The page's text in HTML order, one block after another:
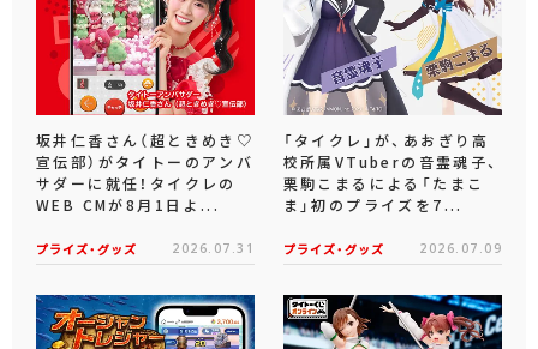
坂井仁香さん（超ときめき♡
宣伝部）がタイトーのアンバ
サダーに就任！タイクレの
WEB CMが8月1日よ...
プライズ・グッズ 2026.07.31
「タイクレ」が、あおぎり高
校所属VTuberの音霊魂子、
栗駒こまるによる「たまこ
ま」初のプライズを7...
プライズ・グッズ 2026.07.09